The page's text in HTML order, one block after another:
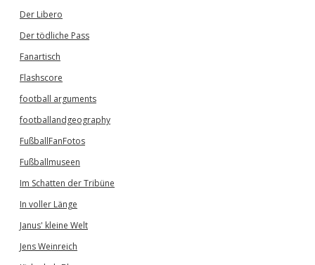
Der Libero
Der tödliche Pass
Fanartisch
Flashscore
football arguments
footballandgeography
FußballFanFotos
Fußballmuseen
Im Schatten der Tribüne
In voller Länge
Janus' kleine Welt
Jens Weinreich